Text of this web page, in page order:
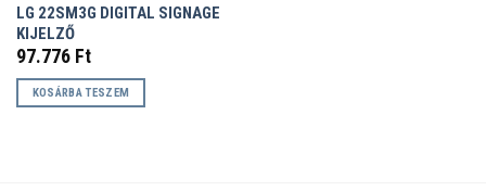
LG 22SM3G DIGITAL SIGNAGE
KIJELZŐ
97.776 Ft
KOSÁRBA TESZEM